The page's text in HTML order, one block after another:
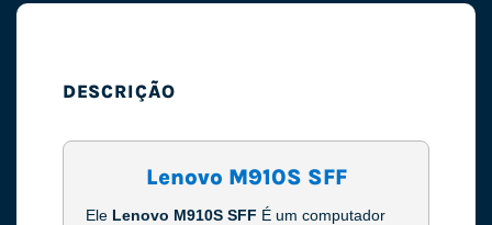
DESCRIÇÃO
Lenovo M910S SFF
Ele Lenovo M910S SFF É um computador